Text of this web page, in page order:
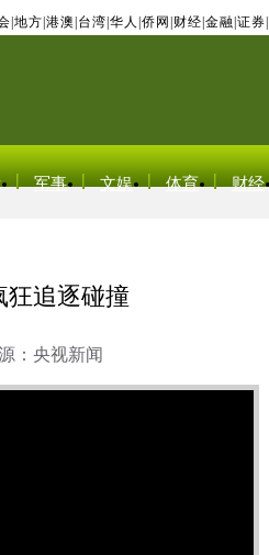
地方 港澳 台湾 华人 侨网 财经 金融 证券
军事 文娱 体育 财经
狂追逐碰撞
：央视新闻